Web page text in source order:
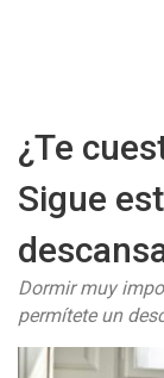
¿Te
Sigue
Dormir muy
permítete un